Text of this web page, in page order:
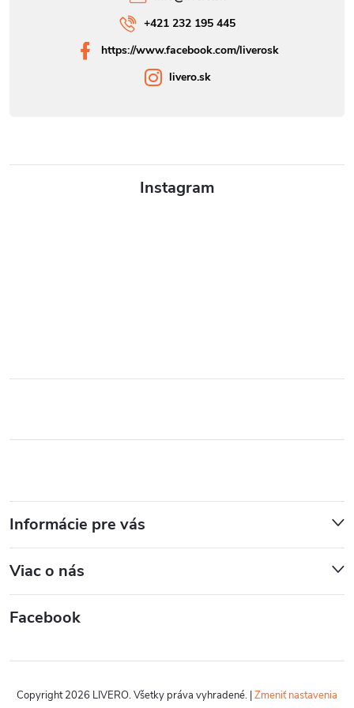
Instagram
Informácie pre vás
Viac o nás
Facebook
+421 232 195 445
https://www.facebook.com/liverosk
livero.sk
Copyright 2026 LIVERO. Všetky práva vyhradené. |Zmeniť nastavenia